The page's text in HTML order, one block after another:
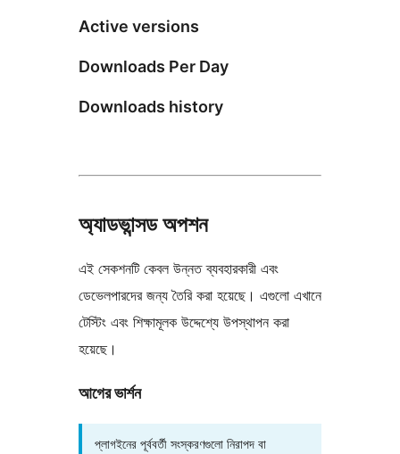
Active versions
Downloads Per Day
Downloads history
অ্যাডভান্সড অপশন
এই সেকশনটি কেবল উন্নত ব্যবহারকারী এবং
ডেভেলপারদের জন্য তৈরি করা হয়েছে। এগুলো এখানে
টেস্টিং এবং শিক্ষামূলক উদ্দেশ্যে উপস্থাপন করা
হয়েছে।
আগের ভার্শন
প্লাগইনের পূর্ববর্তী সংস্করণগুলো নিরাপদ বা